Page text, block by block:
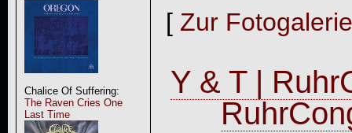
Chalice Of Suffering:
The Raven Cries One
Last Time
[ Zur Fotogalerie
Y & T |